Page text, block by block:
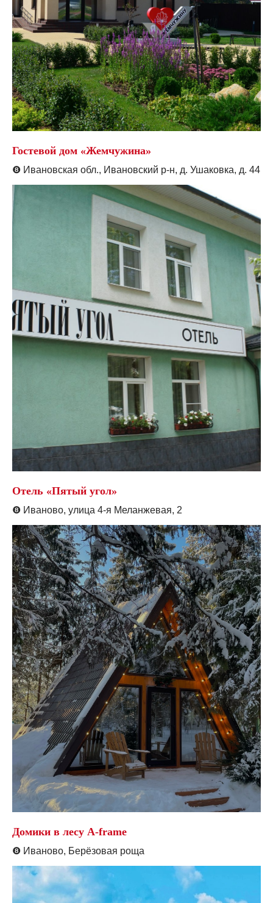
Гостевой дом «Жемчужина»
❽ Ивановская обл., Ивановский р-н, д. Ушаковка, д. 44
Отель «Пятый угол»
❽ Иваново, улица 4-я Меланжевая, 2
Домики в лесу A-frame
❽ Иваново, Берёзовая роща